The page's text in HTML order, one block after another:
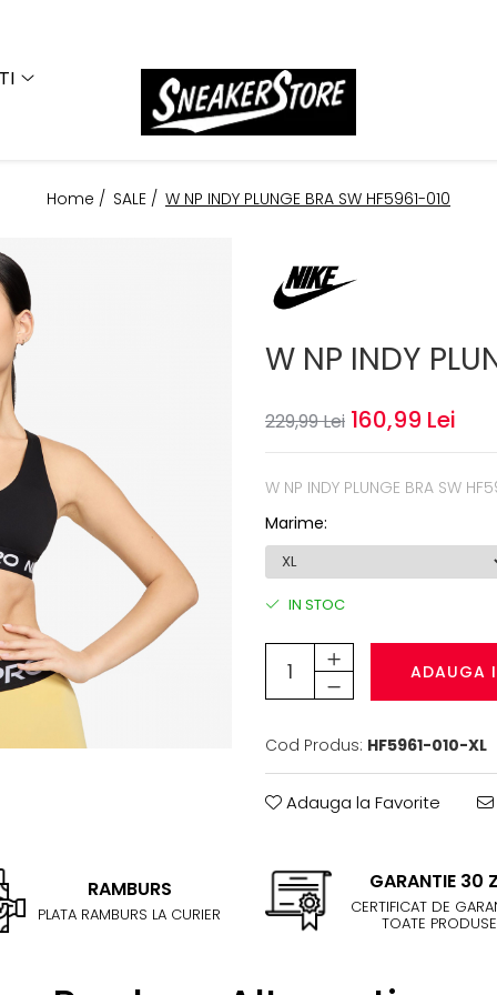
Home / SALE / W NP INDY PLUNGE BRA SW HF5961-010
W NP INDY
229,99 Lei 160,99 Lei
W NP INDY PLUNGE BRA SW
Marime:
IN STOC
ADAUGA
Cod Produs: HF5961-010-XL
Adauga la Favorite
RAMBURS
PLATA RAMBURS LA CURIER
GARANTIE 30
CERTIFICAT DE
TOATE